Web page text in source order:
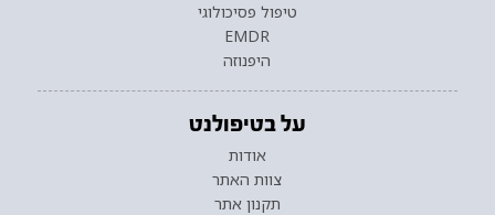
טיפול פסיכולוגי
EMDR
היפנוזה
על בטיפולנט
אודות
צוות האתר
תקנון אתר